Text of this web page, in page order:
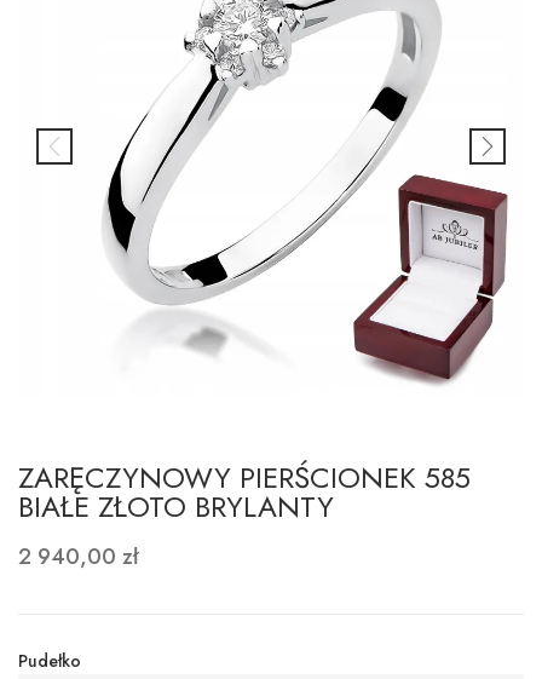
ZARĘCZYNOWY PIERŚCIONEK 585
BIAŁE ZŁOTO BRYLANTY
2 940,00 zł
Pudełko